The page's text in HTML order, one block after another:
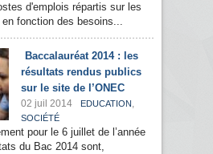
d'emplois répartis sur les
fonction des besoins...
Baccalauréat 2014 : les
résultats rendus publics
sur le site de l’ONEC
02 juil 2014 EDUCATION ,
SOCIÉTÉ
pour le 6 juillet de l’année
du Bac 2014 sont,